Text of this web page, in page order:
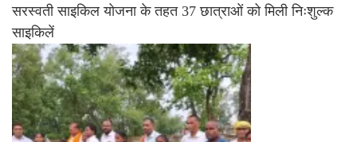
सरस्वती साइकिल योजना के तहत 37 छात्राओं को मिली निःशुल्क
साइकिलें